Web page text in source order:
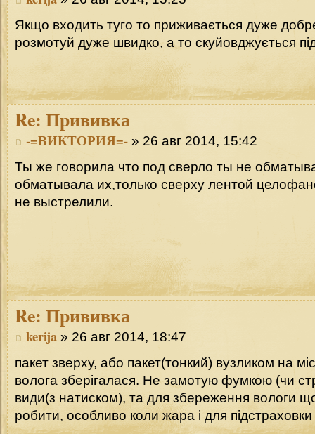
Якщо входить туго то приживається дуже
розмотуй дуже швидко, а то скуйовджується
Re: Прививка
-=ВИКТОРИЯ=- » 26 авг 2014, 15:42
Ты же говорила что под сверло ты не
обматывала их,только сверху лентой
не выстрелили.
Re: Прививка
kerija » 26 авг 2014, 18:47
пакет зверху, або пакет(тонкий) вузликом на
волога зберігалася. Не замотую фумкою (чи
види(з натиском), та для збереження вологи
робити, особливо коли жара і для підстраховки